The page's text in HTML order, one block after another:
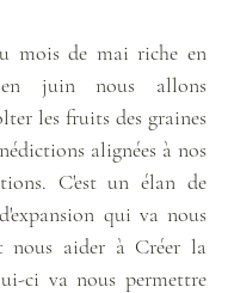
mois de mai riche en
en juin nous allons
les fruits des graines
alignées à nos
C'est un élan de
qui va nous
nous aider à Créer la
ci va nous permettre